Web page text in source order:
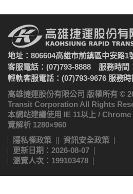
地址：806604高雄市前鎮區中安路1
客服電話：(07)793-8888 服務時間
輕軌客服電話：(07)793-9676 服務
高雄捷運股份有限公司 版權所有 ©
Transit Corporation All Rights
本網站建議使用 IE 11以上 /
覽解析 1280×960
隱私權政策
資訊安全政策
更新日期：2026-08-07
瀏覽人次：199103478